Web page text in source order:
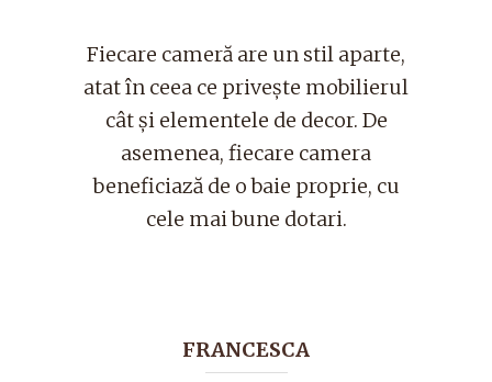
Fiecare cameră are un stil aparte,
atat în ceea ce priveşte mobilierul
cât şi elementele de decor. De
asemenea, fiecare camera
beneficiază de o baie proprie, cu
cele mai bune dotari.
FRANCESCA